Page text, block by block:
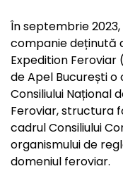
În septembrie 2023,
companie deținută
Expedition Feroviar
de Apel București
Consiliului Național
Feroviar, structura
cadrul Consiliului
organismului de
domeniul feroviar.